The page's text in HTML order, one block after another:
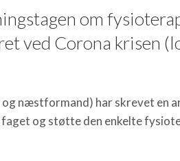
om
ved Corona krisen
og næstformand) har skrevet en
faget og støtte den enkelte